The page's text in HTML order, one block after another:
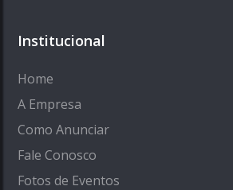
Institucional
Home
A Empresa
Como Anunciar
Fale Conosco
Fotos de Eventos